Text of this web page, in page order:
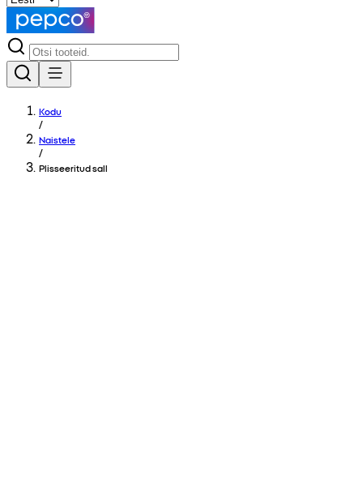
Kodu
/
Naistele
/
Plisseeritud sall